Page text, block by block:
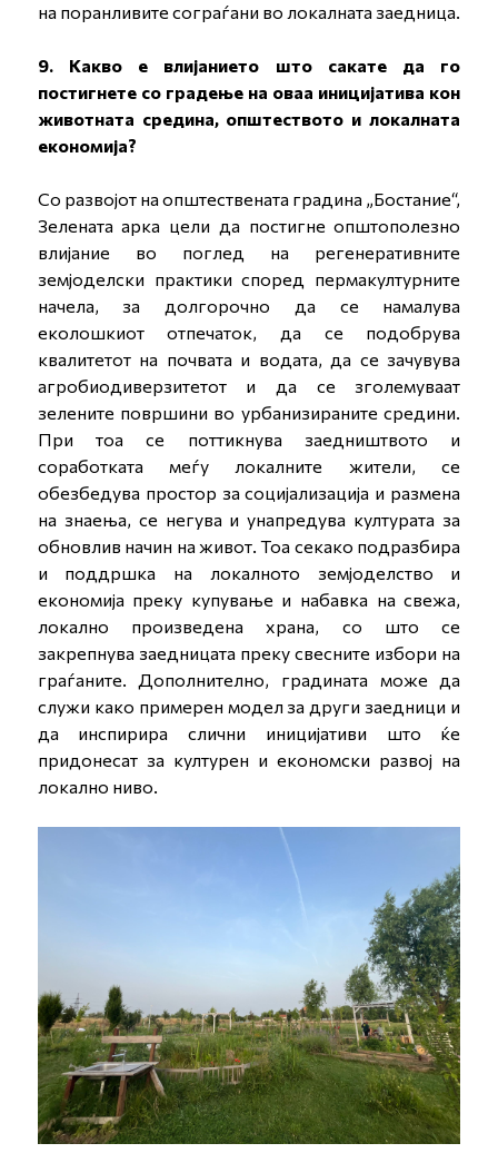
на поранливите сограѓани во локалната заедница.
9. Какво е влијанието што сакате да го
постигнете со градење на оваа иницијатива кон
животната средина, општеството и локалната
економија?
Со развојот на општествената градина „Бостание“,
Зелената арка цели да постигне општополезно
влијание во поглед на регенеративните
земјоделски практики според пермакултурните
начела, за долгорочно да се намалува
еколошкиот отпечаток, да се подобрува
квалитетот на почвата и водата, да се зачувува
агробиодиверзитетот и да се зголемуваат
зелените површини во урбанизираните средини.
При тоа се поттикнува заедништвото и
соработката меѓу локалните жители, се
обезбедува простор за социјализација и размена
на знаења, се негува и унапредува културата за
обновлив начин на живот. Тоа секако подразбира
и поддршка на локалното земјоделство и
економија преку купување и набавка на свежа,
локално произведена храна, со што се
закрепнува заедницата преку свесните избори на
граѓаните. Дополнително, градината може да
служи како примерен модел за други заедници и
да инспирира слични иницијативи што ќе
придонесат за културен и економски развој на
локално ниво.